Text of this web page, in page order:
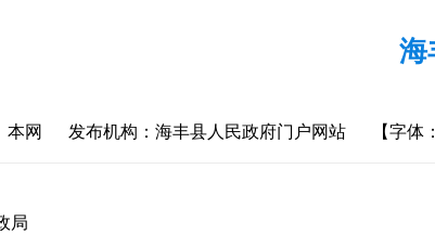
海
本网 发布机构：海丰县人民政府门户网站 【字体：
局